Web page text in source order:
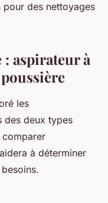
des nettoyages
aspirateur à
les
des deux types
à déterminer